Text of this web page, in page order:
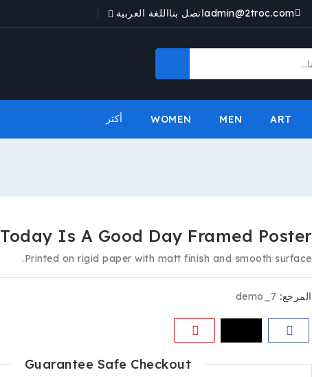
admin@2troc.comاتصل بنااللغة العربية
ART
MEN
WOMEN أكثر
Today Is A Good Day Framed Poster
Printed on rigid paper with matt finish and smooth surface.
المرجع: demo_7
Guarantee Safe Checkout